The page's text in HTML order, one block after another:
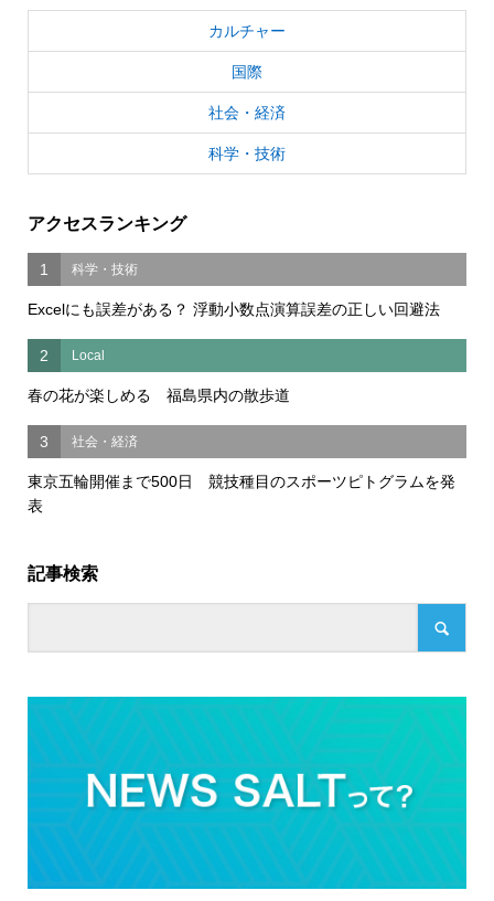
カルチャー
国際
社会・経済
科学・技術
アクセスランキング
1 科学・技術
Excelにも誤差がある？ 浮動小数点演算誤差の正しい回避法
2 Local
春の花が楽しめる 福島県内の散歩道
3 社会・経済
東京五輪開催まで500日 競技種目のスポーツピトグラムを発
表
記事検索